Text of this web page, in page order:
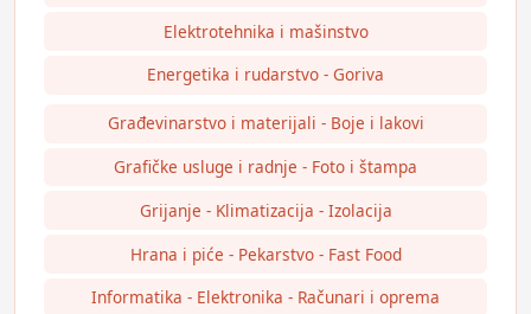
Elektrotehnika i mašinstvo
Energetika i rudarstvo - Goriva
Građevinarstvo i materijali - Boje i lakovi
Grafičke usluge i radnje - Foto i štampa
Grijanje - Klimatizacija - Izolacija
Hrana i piće - Pekarstvo - Fast Food
Informatika - Elektronika - Računari i oprema